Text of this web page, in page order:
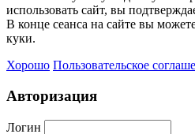
использовать сайт, вы
В конце сеанса на сайте вы
куки.
Хорошо Пользовательское
Авторизация
Логин